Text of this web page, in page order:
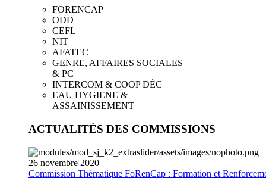
FORENCAP
ODD
CEFL
NIT
AFATEC
GENRE, AFFAIRES SOCIALES
& PC
INTERCOM & COOP DÉC
EAU HYGIENE &
ASSAINISSEMENT
ACTUALITÉS DES COMMISSIONS
26 novembre 2020
Commission Thématique FoRenCap : Formation et